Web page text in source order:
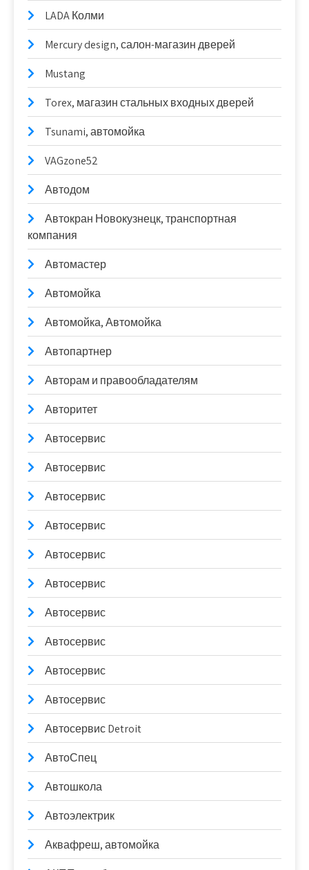
LADA Колми
Mercury design, салон-магазин дверей
Mustang
Torex, магазин стальных входных дверей
Tsunami, автомойка
VAGzone52
Автодом
Автокран Новокузнецк, транспортная
компания
Автомастер
Автомойка
Автомойка, Автомойка
Автопартнер
Авторам и правообладателям
Авторитет
Автосервис
Автосервис
Автосервис
Автосервис
Автосервис
Автосервис
Автосервис
Автосервис
Автосервис
Автосервис
Автосервис Detroit
АвтоСпец
Автошкола
Автоэлектрик
Аквафреш, автомойка